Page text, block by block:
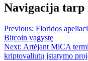
Navigacija tarp
Previous: Floridos
Bitcoin vagystę
Next: Artėjant MiCA
kriptovaliutų įstatymo